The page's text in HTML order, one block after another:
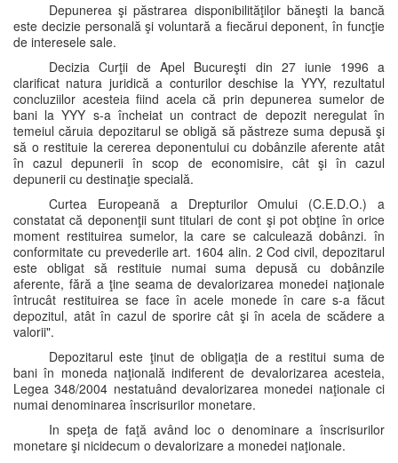
Depunerea şi păstrarea disponibilităţilor băneşti la bancă
este decizie personală şi voluntară a fiecărui deponent, în funcţie
de interesele sale.
Decizia Curţii de Apel Bucureşti din 27 iunie 1996 a
clarificat natura juridică a conturilor deschise la YYY, rezultatul
concluziilor acesteia fiind acela că prin depunerea sumelor de
bani la YYY s-a încheiat un contract de depozit neregulat în
temeiul căruia depozitarul se obligă să păstreze suma depusă şi
să o restituie la cererea deponentului cu dobânzile aferente atât
în cazul depunerii în scop de economisire, cât şi în cazul
depunerii cu destinaţie specială.
Curtea Europeană a Drepturilor Omului (C.E.D.O.) a
constatat că deponenţii sunt titulari de cont şi pot obţine în orice
moment restituirea sumelor, la care se calculează dobânzi. în
conformitate cu prevederile art. 1604 alin. 2 Cod civil, depozitarul
este obligat să restituie numai suma depusă cu dobânzile
aferente, fără a ţine seama de devalorizarea monedei naţionale
întrucât restituirea se face în acele monede în care s-a făcut
depozitul, atât în cazul de sporire cât şi în acela de scădere a
valorii".
Depozitarul este ţinut de obligaţia de a restitui suma de
bani în moneda naţională indiferent de devalorizarea acesteia,
Legea 348/2004 nestatuând devalorizarea monedei naţionale ci
numai denominarea înscrisurilor monetare.
In speţa de faţă având loc o denominare a înscrisurilor
monetare şi nicidecum o devalorizare a monedei naţionale.